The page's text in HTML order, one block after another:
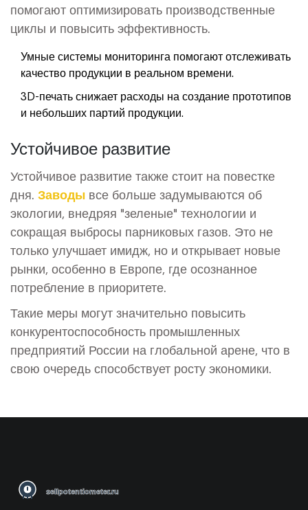
помогают оптимизировать производственные
циклы и повысить эффективность.
Умные системы мониторинга помогают отслеживать
качество продукции в реальном времени.
3D-печать снижает расходы на создание прототипов
и небольших партий продукции.
Устойчивое развитие
Устойчивое развитие также стоит на повестке
дня. Заводы все больше задумываются об
экологии, внедряя "зеленые" технологии и
сокращая выбросы парниковых газов. Это не
только улучшает имидж, но и открывает новые
рынки, особенно в Европе, где осознанное
потребление в приоритете.
Такие меры могут значительно повысить
конкурентоспособность промышленных
предприятий России на глобальной арене, что в
свою очередь способствует росту экономики.